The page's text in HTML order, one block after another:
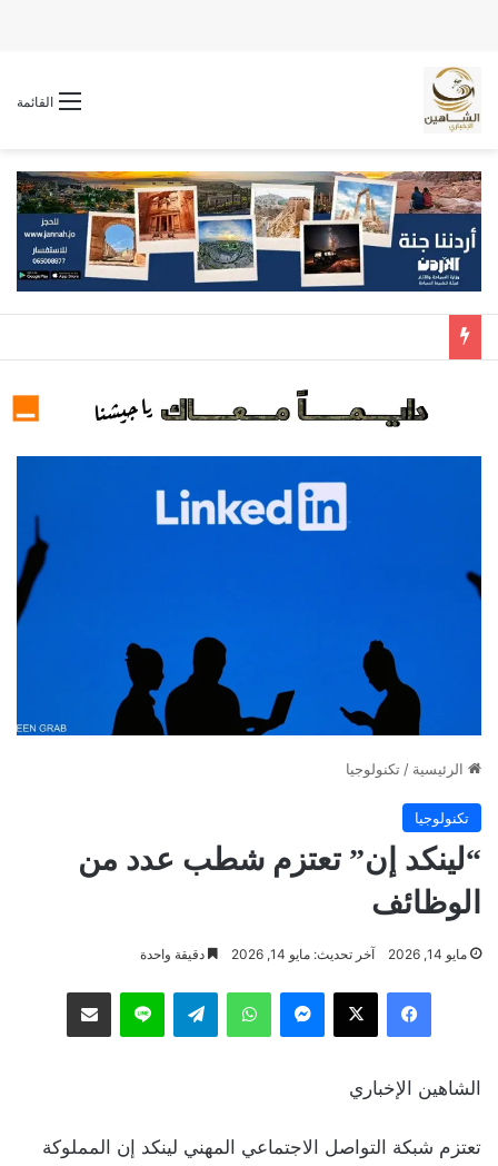
القائمة
الرئيسية /تكنولوجيا
تكنولوجيا
“لينكد إن” تعتزم شطب عدد من
الوظائف
مايو 14, 2026 آخر تحديث: مايو 14, 2026 دقيقة واحدة
فيسبوك ‫X ماسنجر واتساب تيلقرام لاين مشاركة عبر البريد
الشاهين الإخباري
تعتزم شبكة التواصل الاجتماعي المهني لينكد إن المملوكة